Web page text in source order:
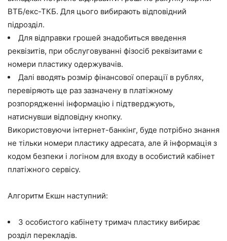
ВТБ/екс-ТКБ. Для цього вибирають відповідний
підрозділ.
Для відправки грошей знадобиться введення
реквізитів, при обслуговуванні фізосіб реквізитами є
номери пластику одержувачів.
Далі вводять розмір фінансової операції в рублях,
перевіряють ще раз зазначену в платіжному
розпорядженні інформацію і підтверджують,
натиснувши відповідну кнопку.
Використовуючи інтернет-банкінг, буде потрібно знання
не тільки номери пластику адресата, але й інформація з
кодом безпеки і логіном для входу в особистий кабінет
платіжного сервісу.
Алгоритм Екшн наступний:
З особистого кабінету тримач пластику вибирає
розділ перекладів.